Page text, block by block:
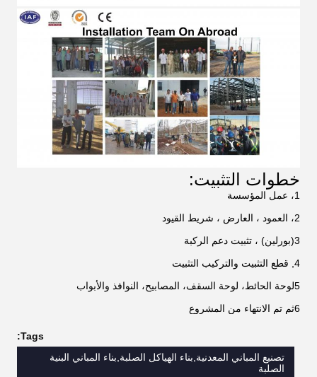
خطوات التثبيت:
1، عمل المؤسسة
2، العمود ، العارض ، شريط القيود
3(بورلين) ، تثبيت دعم الركبة
4, قطع التثبيت والتركيب التثبيت
5لوحة الحائط، لوحة السقف، المصابيح، النوافذ والأبواب
6ثم تم الانتهاء من المشروع
Tags:
تصنيع المباني المعدنية,بناء الهياكل الصلبة,بناء المباني البنية
الصلبة